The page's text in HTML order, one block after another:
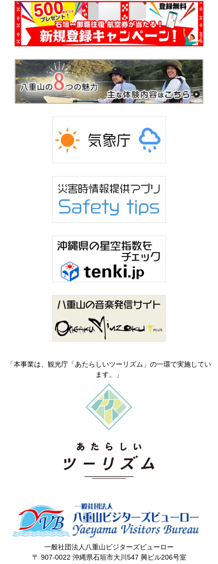
「本事業は、観光庁「あたらしいツーリズム」の一環で実施してい
ます。」
一般社団法人八重山ビジターズビューロー
〒 907-0022 沖縄県石垣市大川547 興ビル206号室